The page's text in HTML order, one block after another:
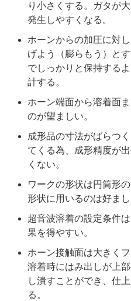
り小さくする。ガタが
発生しやすくなる。
ホーンからの加圧に対
げよう（膨らもう）と
でしっかりと保持する
計する。
ホーン端面から溶着面
のが望ましい。
成形品の寸法がばらつ
てくる為、成形精度が
くない。
ワークの形状は円筒形
形状に用いるのは好まし
超音波溶着の設定条件
果を得やすい。
ホーン接触面は大きく
溶着時にはみ出しが上
し潰すことができ、仕
る。